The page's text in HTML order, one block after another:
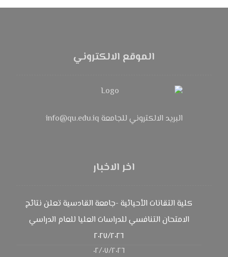
الموقع الالكتروني
البريد الالكتروني للجامعة info@qu.edu.iq
اخر الاخبار
كلية التقانات الأحيائية -جامعة القادسية تعلن نتائج
الامتحان التنافسي للدراسات العليا للعام الدراسي
٢٠٢٧/٢٠٢٦
٠٢/٠٧/٢٠٢٦